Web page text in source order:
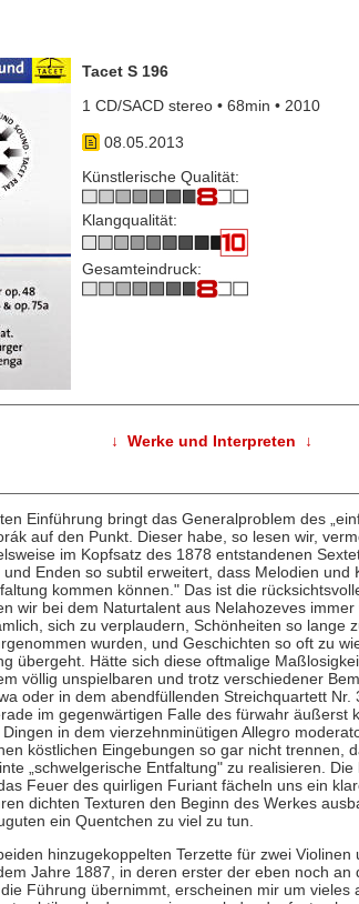
Tacet S 196
1 CD/SACD stereo • 68min • 2010
08.05.2013
Künstlerische Qualität:
Klangqualität:
Gesamteindruck:
↓ Werke und Interpreten ↓
Einführung bringt das Generalproblem des
auf den Punkt. Dieser habe, so lesen wir,
im Kopfsatz des 1878 entstandenen
Enden so subtil erweitert, dass Melodien und
kommen können." Das ist die
wir bei dem Naturtalent aus Nelahozeves immer
sich zu verplaudern, Schönheiten so lange
wurden, und Geschichten so oft zu
übergeht. Hätte sich diese oftmalige
völlig unspielbaren und trotz verschiedener
oder in dem abendfüllenden Streichquartett Nr.
im gegenwärtigen Falle des fürwahr äußerst
in dem vierzehnminütigen Allegro
köstlichen Eingebungen so gar nicht trennen,
„schwelgerische Entfaltung" zu realisieren. Die
Feuer des quirligen Furiant fächeln uns ein
dichten Texturen den Beginn des Werkes
ein Quentchen zu viel zu tun.
hinzugekoppelten Terzette für zwei Violinen
Jahre 1887, in deren erster der eben noch an
Führung übernimmt, erscheinen mir um vieles